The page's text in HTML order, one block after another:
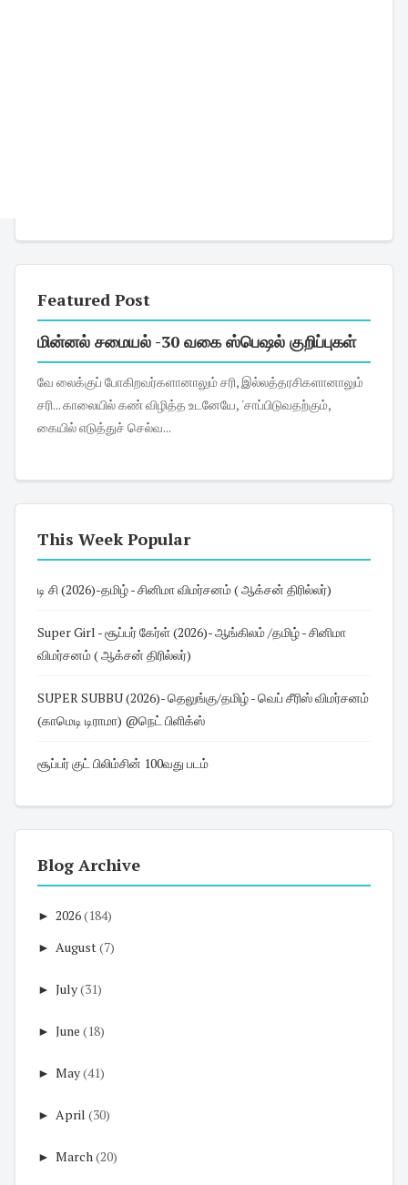
Featured Post
மின்னல் சமையல் -30 வகை ஸ்பெஷல் குறிப்புகள்
வே லைக்குப் போகிறவர்களானாலும் சரி, இல்லத்தரசிகளானாலும்
சரி... காலையில் கண் விழித்த உடனேயே, 'சாப்பிடுவதற்கும்,
கையில் எடுத்துச் செல்வ...
This Week Popular
டி சி (2026)-தமிழ் - சினிமா விமர்சனம் ( ஆக்சன் திரில்லர்)
Super Girl - சூப்பர் கேர்ள் (2026)- ஆங்கிலம் /தமிழ் - சினிமா
விமர்சனம் ( ஆக்சன் திரில்லர்)
SUPER SUBBU (2026)- தெலுங்கு/தமிழ் - வெப் சீரிஸ் விமர்சனம்
(காமெடி டிராமா) @நெட் பிளிக்ஸ்
சூப்பர் குட் பிலிம்சின் 100வது படம்
Blog Archive
► 2026(184)
► August(7)
► July(31)
► June (18)
► May(41)
► April (30)
► March(20)